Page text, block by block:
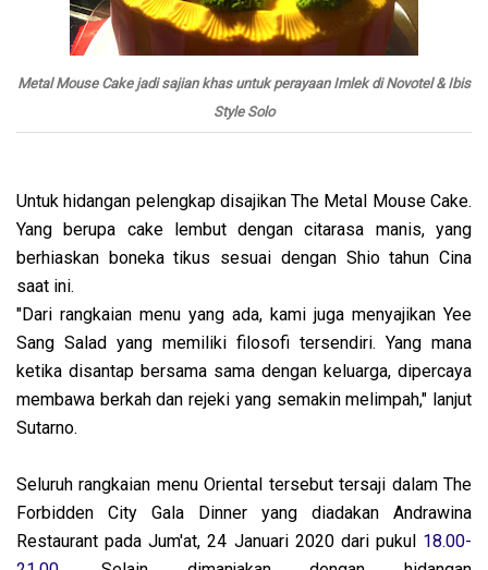
Metal Mouse Cake jadi sajian khas untuk perayaan Imlek di Novotel & Ibis
Style Solo
Untuk hidangan pelengkap disajikan The Metal Mouse Cake.
Yang berupa cake lembut dengan citarasa manis, yang
berhiaskan boneka tikus sesuai dengan Shio tahun Cina
saat ini.
"Dari rangkaian menu yang ada, kami juga menyajikan Yee
Sang Salad yang memiliki filosofi tersendiri. Yang mana
ketika disantap bersama sama dengan keluarga, dipercaya
membawa berkah dan rejeki yang semakin melimpah," lanjut
Sutarno.
Seluruh rangkaian menu Oriental tersebut tersaji dalam The
Forbidden City Gala Dinner yang diadakan Andrawina
Restaurant pada Jum'at, 24 Januari 2020 dari pukul 18.00-